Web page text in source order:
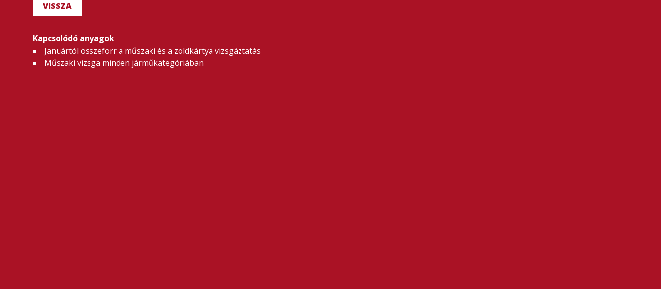
VISSZA
Kapcsolódó anyagok
Januártól összeforr a műszaki és a zöldkártya vizsgáztatás
Műszaki vizsga minden járműkategóriában